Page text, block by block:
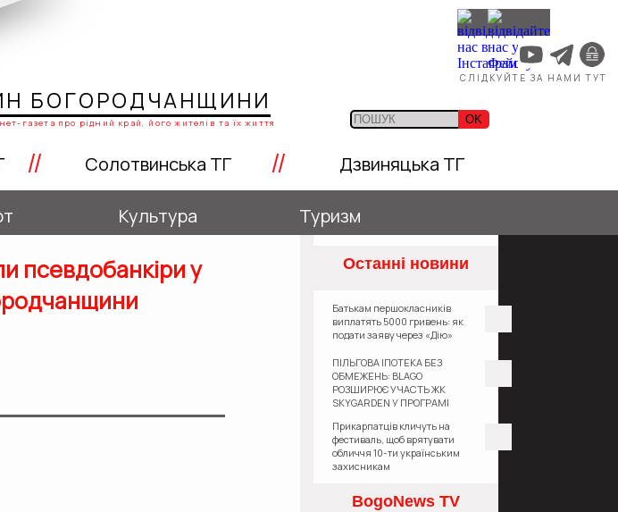
СЛІДКУЙТЕ ЗА НАМИ ТУТ
БОГОРОДЧАНЩИНИ
газета про рідний край, його жителів та їх життя OK
// Солотвинська ТГ // Дзвиняцька ТГ
Культура Туризм
псевдобанкіри у
Останні новини
Батькам першокласників
виплатять 5000 гривень: як
подати заяву через «Дію»
ПІЛЬГОВА ІПОТЕКА БЕЗ
ОБМЕЖЕНЬ: BLAGO
РОЗШИРЮЄ УЧАСТЬ ЖК
SKYGARDEN У ПРОГРАМІ
Прикарпатців кличуть на
фестиваль, щоб врятувати
обличчя 10-ти українським
захисникам
BogoNews TV